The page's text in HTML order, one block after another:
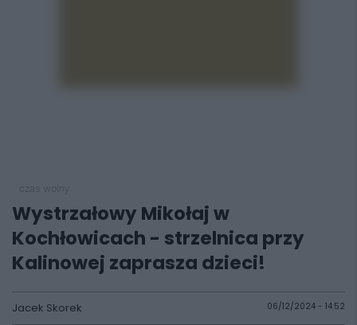
Wystrzałowy Mikołaj w
Kochłowicach - strzelnica przy
Kalinowej zaprasza dzieci!
Jacek Skorek 06/12/2024 - 14:52